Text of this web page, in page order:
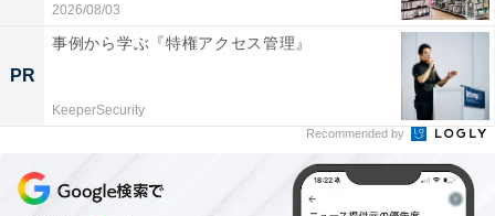
2026/08/03
PR
事例から学ぶ『特権アクセス管理』
KeeperSecurity
Recommended by